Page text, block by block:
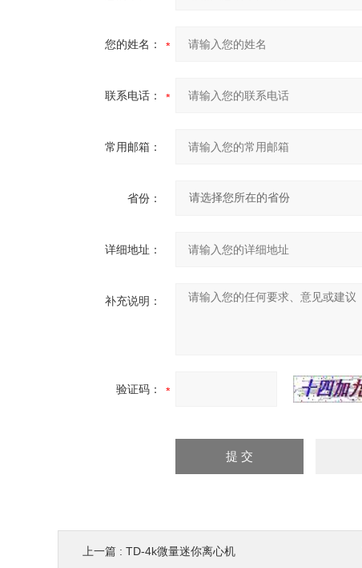
您的姓名：
联系电话：
常用邮箱：
省份：
详细地址：
补充说明：
验证码：
上一篇 : TD-4k微量迷你离心机